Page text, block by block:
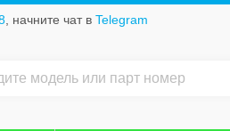
, начните чат в Telegram